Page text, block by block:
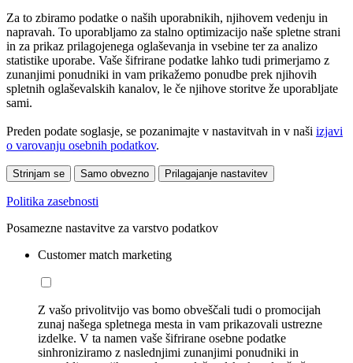
Za to zbiramo podatke o naših uporabnikih, njihovem vedenju in
napravah. To uporabljamo za stalno optimizacijo naše spletne strani
in za prikaz prilagojenega oglaševanja in vsebine ter za analizo
statistike uporabe. Vaše šifrirane podatke lahko tudi primerjamo z
zunanjimi ponudniki in vam prikažemo ponudbe prek njihovih
spletnih oglaševalskih kanalov, le če njihove storitve že uporabljate
sami.
Preden podate soglasje, se pozanimajte v nastavitvah in v naši izjavi
o varovanju osebnih podatkov.
Strinjam se Samo obvezno Prilagajanje nastavitev
Politika zasebnosti
Posamezne nastavitve za varstvo podatkov
Customer match marketing
Z vašo privolitvijo vas bomo obveščali tudi o promocijah
zunaj našega spletnega mesta in vam prikazovali ustrezne
izdelke. V ta namen vaše šifrirane osebne podatke
sinhroniziramo z naslednjimi zunanjimi ponudniki in